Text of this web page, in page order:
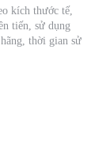
kích thước tế,
tiến, sử dụng
thời gian sử